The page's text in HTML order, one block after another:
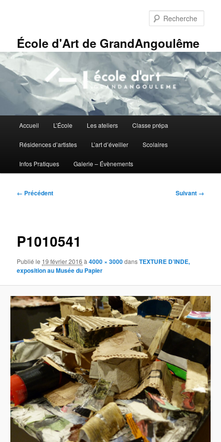
principalÉcole d'Art de GrandAngoulême
principal
Accueil L’École Les ateliers Classe prépa
Résidences d’artistes L’art d’éveiller Scolaires
Infos Pratiques Galerie – Évènements
Navigation
← Précédent Suivant →
P1010541
Publié le 19 février 2016 à4000 × 3000dansTEXTURE D’INDE,
exposition au Musée du Papier